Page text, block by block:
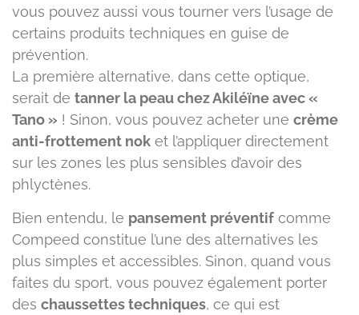
vous pouvez aussi vous tourner vers l’usage de
certains produits techniques en guise de
prévention.
La première alternative, dans cette optique,
serait de tanner la peau chez Akiléïne avec «
Tano » ! Sinon, vous pouvez acheter une crème
anti-frottement nok et l’appliquer directement
sur les zones les plus sensibles d’avoir des
phlyctènes.
Bien entendu, le pansement préventif comme
Compeed constitue l’une des alternatives les
plus simples et accessibles. Sinon, quand vous
faites du sport, vous pouvez également porter
des chaussettes techniques, ce qui est